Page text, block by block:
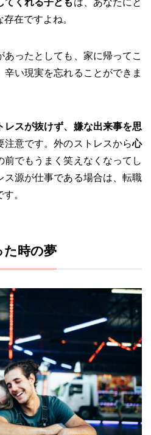
在ですよね。
ったとしても、家に帰ってこ
辛い現実を忘れることができま
レスが抜けず、嫌な出来事を思
注意です。外のストレスから心
前でもうまく笑えなくなってし
ス源が仕事である場合は、転職
。
た時の夢